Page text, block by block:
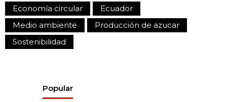
Economía circular
Ecuador
Medio ambiente
Producción de azucar
Sostenibilidad
Popular